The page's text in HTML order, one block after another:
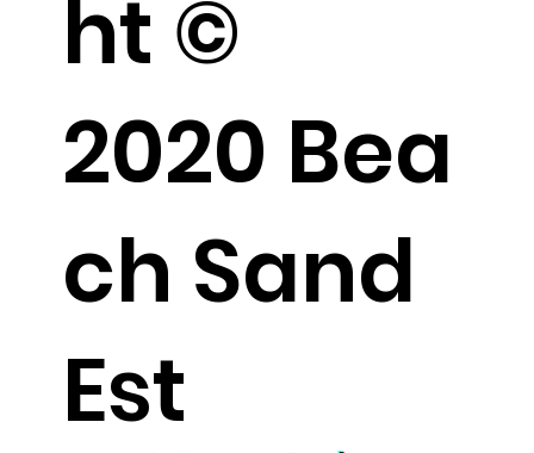
ht ©
2020 Bea
ch Sand
Est